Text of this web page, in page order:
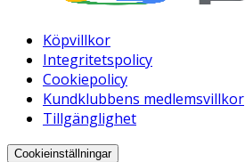
Köpvillkor
Integritetspolicy
Cookiepolicy
Kundklubbens medlemsvillkor
Tillgänglighet
Cookieinställningar